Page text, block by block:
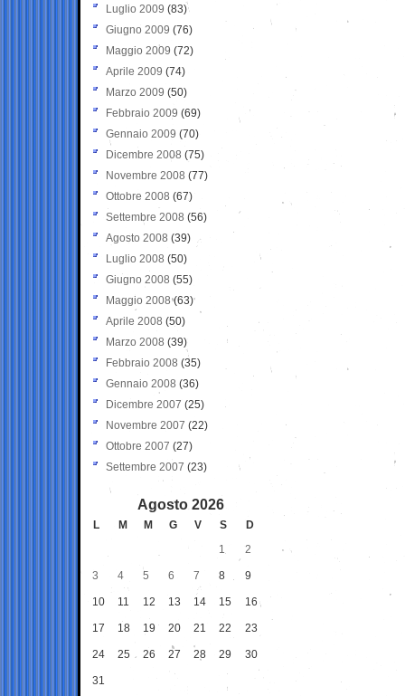
Luglio 2009 (83)
Giugno 2009 (76)
Maggio 2009 (72)
Aprile 2009 (74)
Marzo 2009 (50)
Febbraio 2009 (69)
Gennaio 2009 (70)
Dicembre 2008 (75)
Novembre 2008 (77)
Ottobre 2008 (67)
Settembre 2008 (56)
Agosto 2008 (39)
Luglio 2008 (50)
Giugno 2008 (55)
Maggio 2008(63)
Aprile 2008 (50)
Marzo 2008 (39)
Febbraio 2008 (35)
Gennaio 2008 (36)
Dicembre 2007 (25)
Novembre 2007 (22)
Ottobre 2007 (27)
Settembre 2007 (23)
Agosto 2026
L M M G V S
D
1
2
3 4 5 6 7 8 9
10 11 12 13 14 15 16
17 18 19 20 21 22 23
24 25 26 27 28 29 30
31